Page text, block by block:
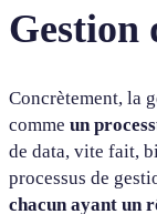
Gestion
Concrètement, la
comme un
de data, vite fait,
processus de
chacun ayant un